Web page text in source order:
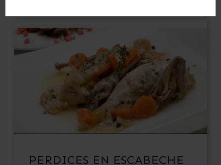
PERDICES EN ESCABECHE